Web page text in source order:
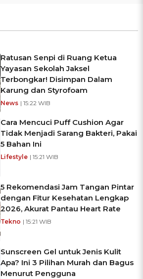
Ratusan Senpi di Ruang Ketua
Yayasan Sekolah Jaksel
Terbongkar! Disimpan Dalam
Karung dan Styrofoam
News | 15:22 WIB
Cara Mencuci Puff Cushion Agar
Tidak Menjadi Sarang Bakteri, Pakai
5 Bahan Ini
Lifestyle | 15:21 WIB
5 Rekomendasi Jam Tangan Pintar
dengan Fitur Kesehatan Lengkap
2026, Akurat Pantau Heart Rate
Tekno | 15:21 WIB
Sunscreen Gel untuk Jenis Kulit
Apa? Ini 3 Pilihan Murah dan Bagus
Menurut Pengguna